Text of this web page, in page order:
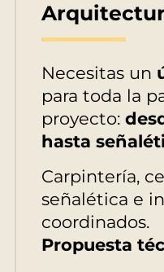
Necesitas un
para toda la
proyecto:
hasta
Carpintería,
señalética e
coordinados.
Propuesta